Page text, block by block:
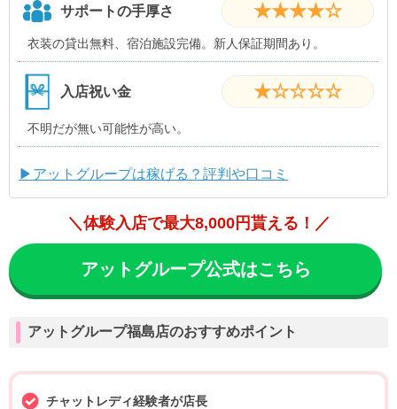
サポートの手厚さ ★★★★☆
衣装の貸出無料、宿泊施設完備。新人保証期間あり。
入店祝い金 ★☆☆☆☆
不明だが無い可能性が高い。
▶アットグループは稼げる？評判や口コミ
＼体験入店で最大8,000円貰える！／
アットグループ公式はこちら
アットグループ福島店のおすすめポイント
チャットレディ経験者が店長